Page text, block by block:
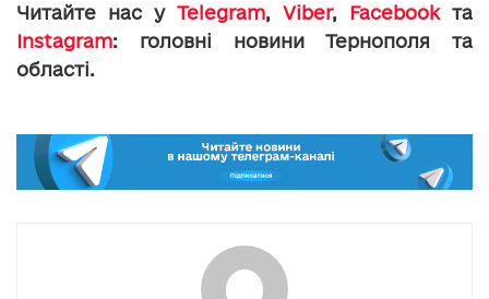
Читайте нас у Telegram, Viber, Facebookта
Instagram: головні новини Тернополя та
області.